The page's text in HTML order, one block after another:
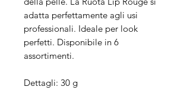
adatta perfettamente agli usi
professionali. Ideale per look
perfetti. Disponibile in 6
assortimenti.
Dettagli: 30 g